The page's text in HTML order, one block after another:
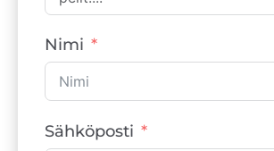
Nimi
Sähköposti